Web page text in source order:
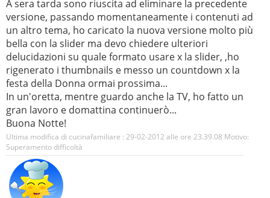
A sera tarda sono riuscita ad eliminare la precedente
versione, passando momentaneamente i contenuti ad
un altro tema, ho caricato la nuova versione molto più
bella con la slider ma devo chiedere ulteriori
delucidazioni su quale formato usare x la slider, ,ho
rigenerato i thumbnails e messo un countdown x la
festa della Donna ormai prossima...
In un'oretta, mentre guardo anche la TV, ho fatto un
gran lavoro e domattina continuerò...
Buona Notte!
Ultima modifica di cucinafamiliare : 29-02-2012 alle ore 23.39.08 Motivo:
Superamento difficoltà